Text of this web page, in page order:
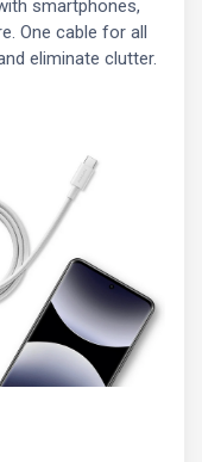
smartphones,
One cable for all
eliminate clutter.